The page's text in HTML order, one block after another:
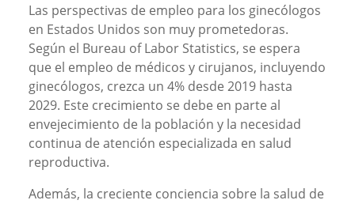
Las perspectivas de empleo para los ginecólogos
en Estados Unidos son muy prometedoras.
Según el Bureau of Labor Statistics, se espera
que el empleo de médicos y cirujanos, incluyendo
ginecólogos, crezca un 4% desde 2019 hasta
2029. Este crecimiento se debe en parte al
envejecimiento de la población y la necesidad
continua de atención especializada en salud
reproductiva.
Además, la creciente conciencia sobre la salud de